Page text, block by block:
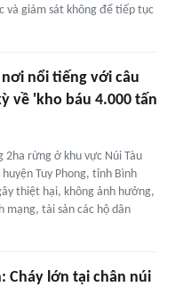
và giám sát không để tiếp tục
nổi tiếng với câu
về 'kho báu 4.000 tấn
2ha rừng ở khu vực Núi Tàu
Tuy Phong, tỉnh Bình
thiệt hại, không ảnh hưởng,
mạng, tài sản các hộ dân
Cháy lớn tại chân núi